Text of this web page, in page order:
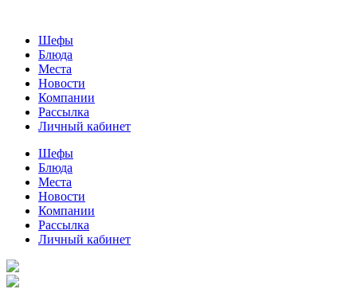
Шефы
Блюда
Места
Новости
Компании
Рассылка
Личный кабинет
Шефы
Блюда
Места
Новости
Компании
Рассылка
Личный кабинет